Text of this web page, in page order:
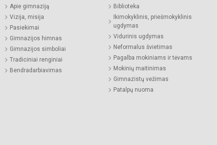
Apie gimnaziją
Vizija, misija
Pasiekimai
Gimnazijos himnas
Gimnazijos simboliai
Tradiciniai renginiai
Bendradarbiavimas
Biblioteka
Ikimokyklinis, priešmokyklinis
ugdymas
Vidurinis ugdymas
Neformalus švietimas
Pagalba mokiniams ir tėvams
Mokinių maitinimas
Gimnazistų vežimas
Patalpų nuoma